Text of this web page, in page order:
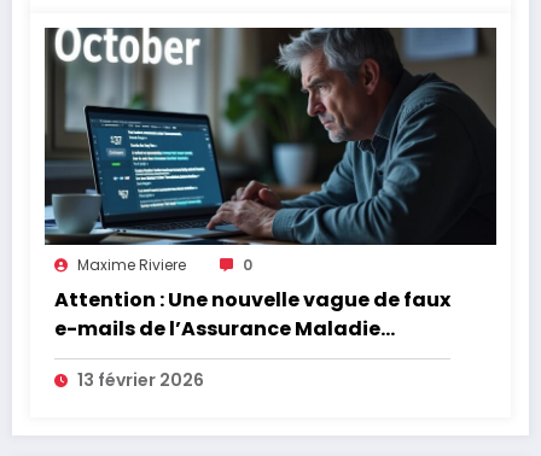
Maxime Riviere 0
Attention : Une nouvelle vague de faux
e-mails de l’Assurance Maladie
menace la couverture de vos frais de
santé
13 février 2026